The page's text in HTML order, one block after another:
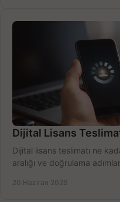
Dijital Lisans
Dijital lisans teslimatı ne
aralığı ve doğrulama
20 Haziran 2026